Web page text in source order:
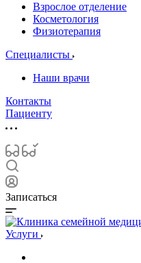
Взрослое отделение
Косметология
Физиотерапия
Специалисты
Наши врачи
Контакты
Пациенту
Записаться
Услуги